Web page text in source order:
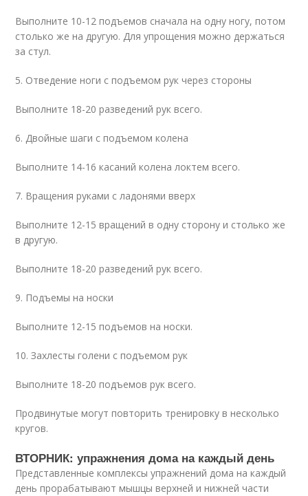
Выполните 10-12 подъемов сначала на одну ногу, потом
столько же на другую. Для упрощения можно держаться
за стул.
5. Отведение ноги с подъемом рук через стороны
Выполните 18-20 разведений рук всего.
6. Двойные шаги с подъемом колена
Выполните 14-16 касаний колена локтем всего.
7. Вращения руками с ладонями вверх
Выполните 12-15 вращений в одну сторону и столько же
в другую.
Выполните 18-20 разведений рук всего.
9. Подъемы на носки
Выполните 12-15 подъемов на носки.
10. Захлесты голени с подъемом рук
Выполните 18-20 подъемов рук всего.
Продвинутые могут повторить тренировку в несколько
кругов.
ВТОРНИК: упражнения дома на каждый день
Представленные комплексы упражнений дома на каждый
день прорабатывают мышцы верхней и нижней части